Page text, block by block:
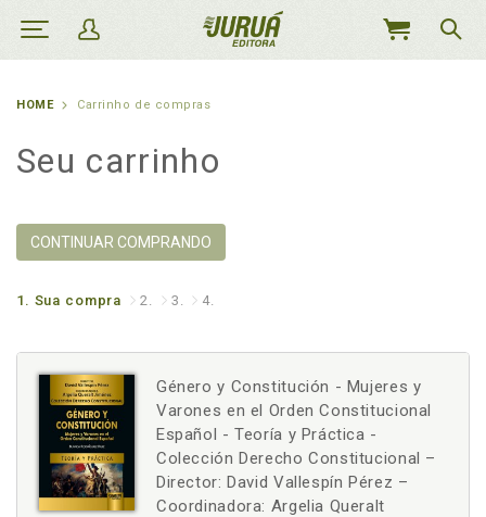
MEU
HOME Carrinho de compras
Seu carrinho
CONTINUAR COMPRANDO
1. Sua compra 2. 3. 4.
Género y Constitución - Mujeres y
Varones en el Orden Constitucional
Español - Teoría y Práctica -
Colección Derecho Constitucional –
Director: David Vallespín Pérez –
Coordinadora: Argelia Queralt